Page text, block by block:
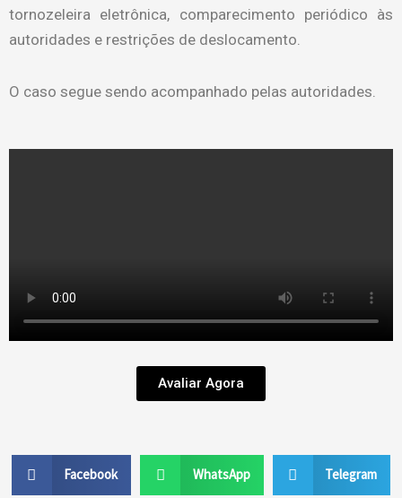
tornozeleira eletrônica, comparecimento periódico às
autoridades e restrições de deslocamento.
O caso segue sendo acompanhado pelas autoridades.
Avaliar Agora
Facebook WhatsApp Telegram